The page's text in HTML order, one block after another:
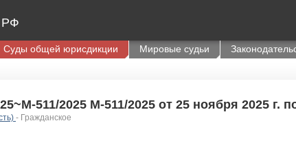
РФ
Суды общей юрисдикции Мировые судьи
511/2025 М-511/2025 от 25 ноября 2025 г.
- Гражданское